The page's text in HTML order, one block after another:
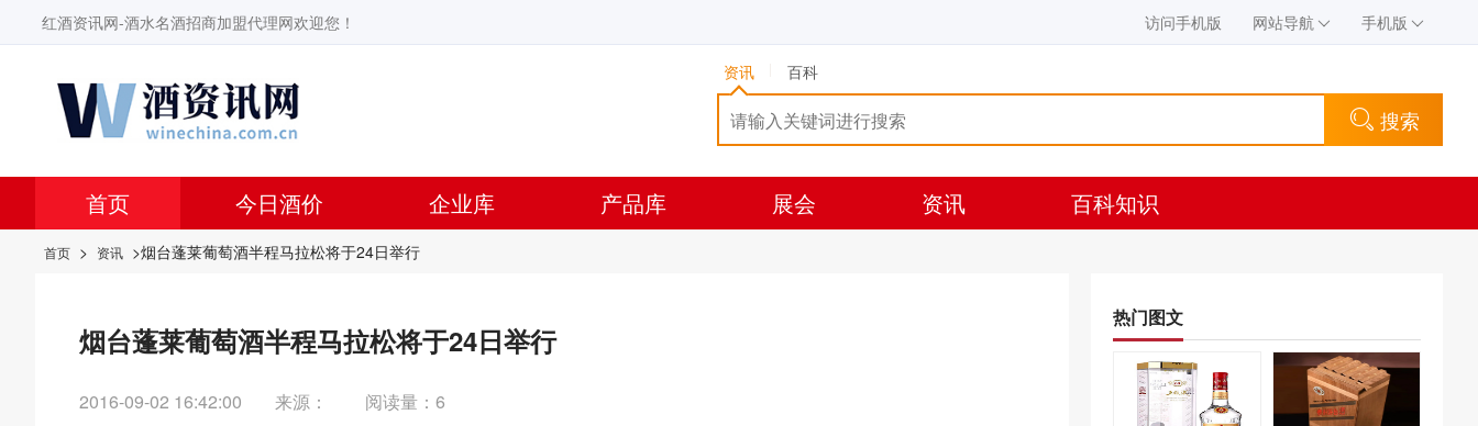
红酒资讯网-酒水名酒招商加盟代理网欢迎您！ 访问手机版 网站导航 手机版
资讯 百科
搜索
首页 今日酒价 企业库 产品库 展会 资讯 百科知识
首页 > 资讯 >烟台蓬莱葡萄酒半程马拉松将于24日举行
烟台蓬莱葡萄酒半程马拉松将于24日举行
2016-09-02 16:42:00 来源： 阅读量：6
热门图文